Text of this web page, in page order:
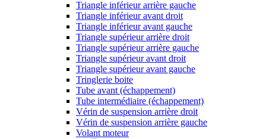
Triangle inférieur arrière gauche
Triangle inférieur avant droit
Triangle inférieur avant gauche
Triangle supérieur arrière droit
Triangle supérieur arrière gauche
Triangle supérieur avant droit
Triangle supérieur avant gauche
Tringlerie boite
Tube avant (échappement)
Tube intermédiaire (échappement)
Vérin de suspension arrière droit
Vérin de suspension arrière gauche
Volant moteur